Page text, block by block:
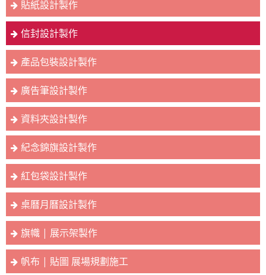
貼紙設計製作
信封設計製作
產品包裝設計製作
廣告筆設計製作
資料夾設計製作
紀念錦旗設計製作
紅包袋設計製作
桌曆月曆設計製作
旗幟 | 展示架製作
帆布 | 貼圖 展場規劃施工